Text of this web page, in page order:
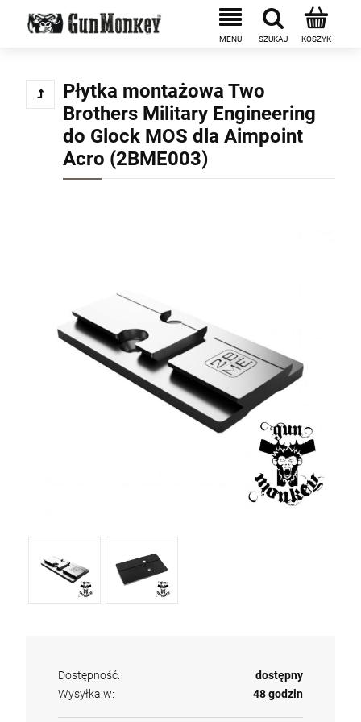
Płytka montażowa Two
Brothers Military Engineering
do Glock MOS dla Aimpoint
Acro (2BME003)
Dostępność:
dostępny
Wysyłka w:
48 godzin